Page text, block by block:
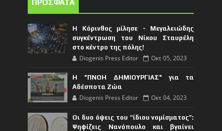
ΠΡΟΣΦΑΤΑ
Η Κόρινθος μίλησε - Μεγαλειώδης
συγκέντρωση του Νίκου Σταυρέλη
στο κέντρο της πόλης!
Diogenis Press Editor Οκτ 05, 2023
Η "ΠΝΟΗ ΔΗΜΙΟΥΡΓΙΑΣ" για τα
Αδέσποτα Ζώα
Diogenis Press Editor Οκτ 04, 2023
Οι δυο όψεις του “ίδιου νομίσματος”:
Ψηφίζεις Νανόπουλο και βγαίνει